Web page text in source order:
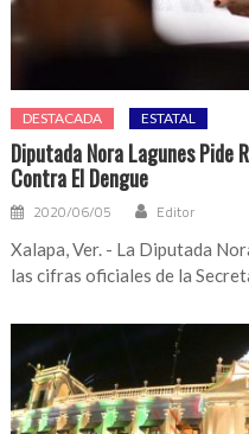
DESTACADA ESTATAL
Diputada Nora Lagunes Pide
Contra El Dengue
2020/06/05 Editor
Xalapa, Ver. - La Diputada
las cifras oficiales de la